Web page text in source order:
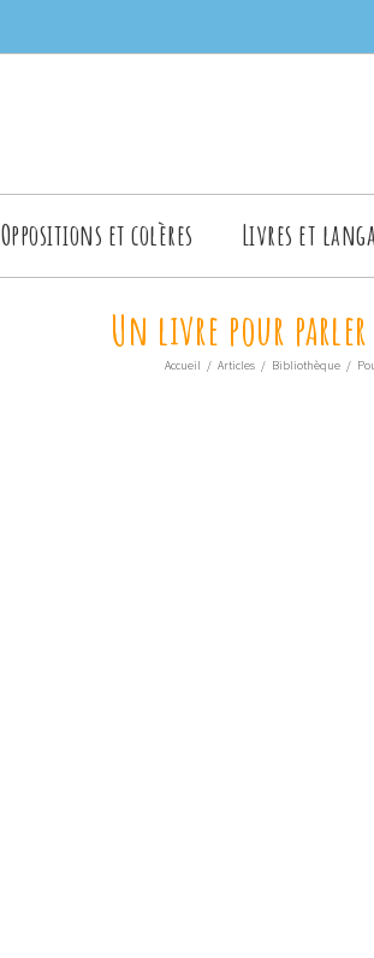
Oppositions et colères Livres et
Un livre pour parler
Accueil / Articles / Bibliothèque /